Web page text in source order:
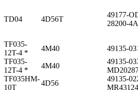
TD04 4D56T
49177-
28200-
TF035-
12T-4 *
4M40
49135-
TF035-
12T-4 *
4M40
49135-
TF035HM-
10T
4D56
49135-